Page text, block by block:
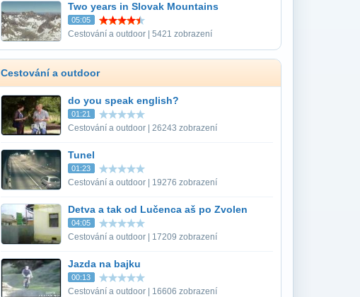
Two years in Slovak Mountains
05:05
Cestování a outdoor | 5421 zobrazení
Cestování a outdoor
do you speak english?
01:21
Cestování a outdoor | 26243 zobrazení
Tunel
01:23
Cestování a outdoor | 19276 zobrazení
Detva a tak od Lučenca aš po Zvolen
04:05
Cestování a outdoor | 17209 zobrazení
Jazda na bajku
00:13
Cestování a outdoor | 16606 zobrazení